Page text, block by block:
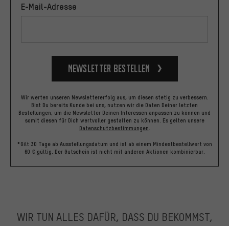
E-Mail-Adresse
Newsletter bestellen
Wir werten unseren Newslettererfolg aus, um diesen stetig zu verbessern.
Bist Du bereits Kunde bei uns, nutzen wir die Daten Deiner letzten
Bestellungen, um die Newsletter Deinen Interessen anpassen zu können und
somit diesen für Dich wertvoller gestalten zu können. Es gelten unsere
Datenschutzbestimmungen.
*Gilt 30 Tage ab Ausstellungsdatum und ist ab einem Mindestbestellwert von
60 € gültig. Der Gutschein ist nicht mit anderen Aktionen kombinierbar.
WIR TUN ALLES DAFÜR, DASS DU BEKOMMST,